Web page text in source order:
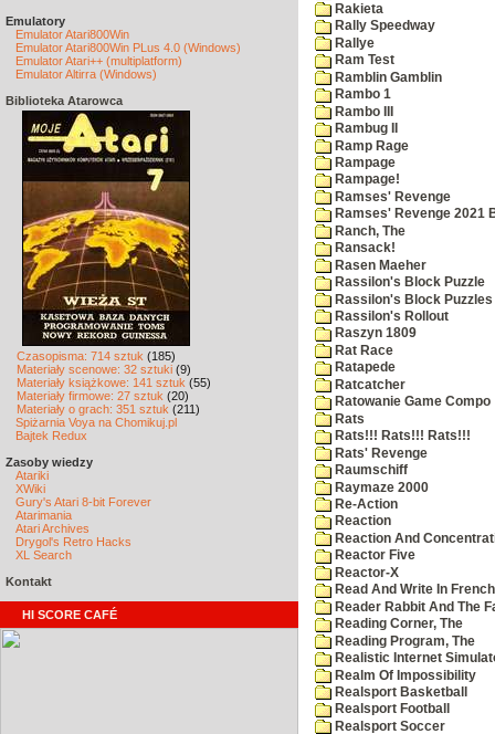
Emulatory
Emulator Atari800Win
Emulator Atari800Win PLus 4.0 (Windows)
Emulator Atari++ (multiplatform)
Emulator Altirra (Windows)
Biblioteka Atarowca
Czasopisma: 714 sztuk (185)
Materiały scenowe: 32 sztuki (9)
Materiały książkowe: 141 sztuk (55)
Materiały firmowe: 27 sztuk (20)
Materiały o grach: 351 sztuk (211)
Spiżarnia Voya na Chomikuj.pl
Bajtek Redux
Zasoby wiedzy
Atariki
XWiki
Gury's Atari 8-bit Forever
Atarimania
Atari Archives
Drygol's Retro Hacks
XL Search
Kontakt
HI SCORE CAFÉ
Rakieta
Rally Speedway
Rallye
Ram Test
Ramblin Gamblin
Rambo 1
Rambo III
Rambug II
Ramp Rage
Rampage
Rampage!
Ramses' Revenge
Ramses' Revenge 2021
Ranch, The
Ransack!
Rasen Maeher
Rassilon's Block Puzzle
Rassilon's Block Puzzles
Rassilon's Rollout
Raszyn 1809
Rat Race
Ratapede
Ratcatcher
Ratowanie Game Compo
Rats
Rats!!! Rats!!! Rats!!!
Rats' Revenge
Raumschiff
Raymaze 2000
Re-Action
Reaction
Reaction And
Reactor Five
Reactor-X
Read And Write In
Reader Rabbit And The
Reading Corner, The
Reading Program, The
Realistic Internet
Realm Of Impossibility
Realsport Basketball
Realsport Football
Realsport Soccer